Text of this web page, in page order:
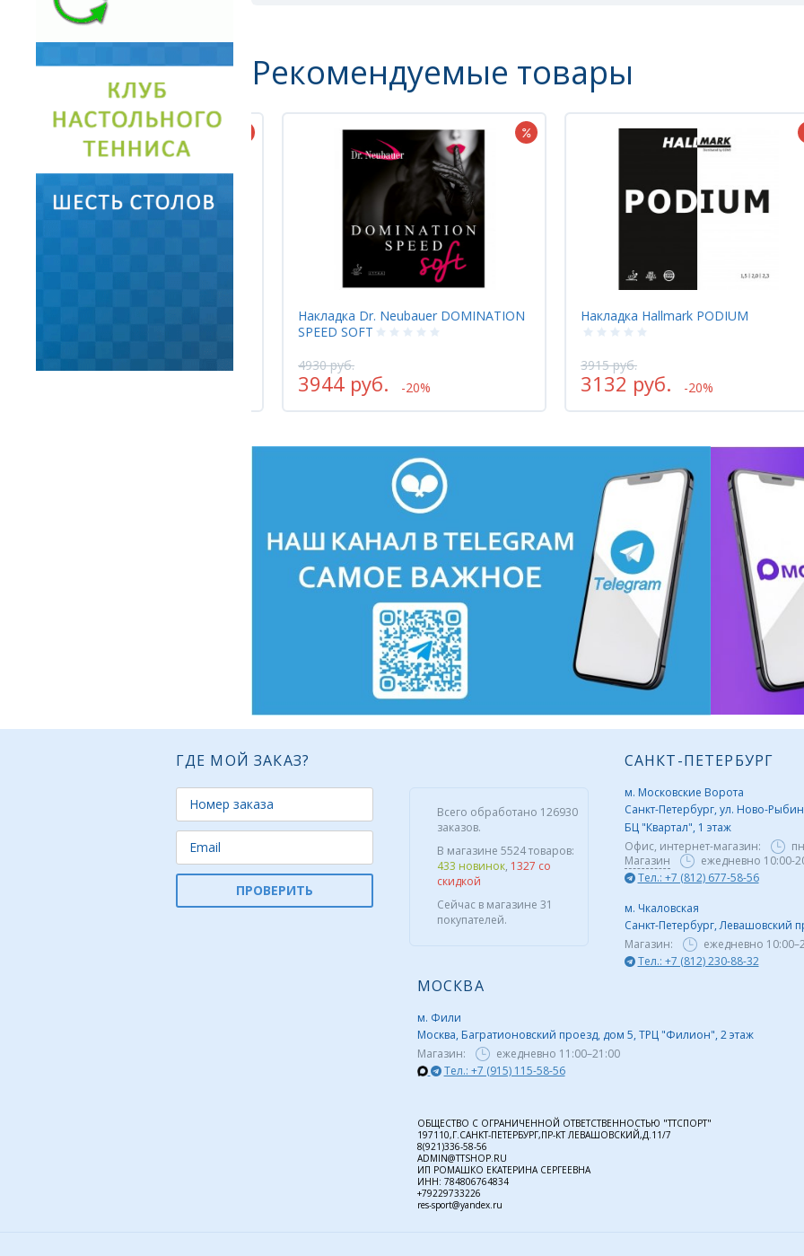
Рекомендуемые товары
Накладка Hallmark PODIUM
3915 руб.
3132 руб. -20%
Основание TTS ALL+
3915 руб.
ГДЕ МОЙ ЗАКАЗ?
ПРОВЕРИТЬ
Всего обработано 126930
заказов.
В магазине 5524 товаров:
433 новинок, 1327 со
скидкой
Сейчас в магазине 31
покупателей.
САНКТ-ПЕТЕРБУРГ
м. Московские Ворота
Санкт-Петербург, ул. Ново-
БЦ "Квартал", 1 этаж
Офис, интернет-магазин:
Магазин
ежедневно 10:00-
Тел.: +7 (812) 677-58-56
м. Чкаловская
Санкт-Петербург, Левашовский
Магазин:
ежедневно
Тел.: +7 (812) 230-88-32
МОСКВА
м. Фили
Москва, Багратионовский проезд, дом 5, ТРЦ "Филион", 2 этаж
Магазин:
ежедневно 11:00–21:00
Тел.: +7 (915) 115-58-56
ОБЩЕСТВО С ОГРАНИЧЕННОЙ ОТВЕТСТВЕННОСТЬЮ "ТТСПОРТ"
197110,Г.САНКТ-ПЕТЕРБУРГ,ПР-КТ ЛЕВАШОВСКИЙ,Д.11/7
8(921)336-58-56
ADMIN@TTSHOP.RU
ИП РОМАШКО ЕКАТЕРИНА СЕРГЕЕВНА
ИНН: 784806764834
+79229733226
res-sport@yandex.ru